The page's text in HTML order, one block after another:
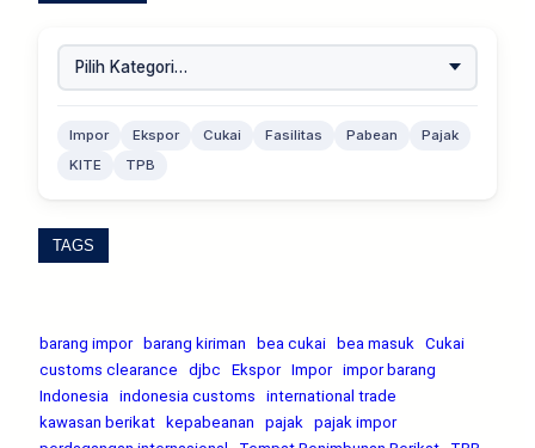
Impor Ekspor Cukai Fasilitas Pabean
Pajak
KITE
TPB
TAGS
barang impor barang kiriman bea cukai bea masuk
Cukai
customs clearance
djbc Ekspor Impor impor barang
Indonesia
indonesia customs
international trade
kawasan berikat
kepabeanan pajak
pajak impor